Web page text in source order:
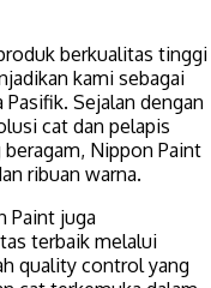
berkualitas tinggi
kami sebagai
Sejalan dengan
cat dan pelapis
Nippon Paint
ribuan warna.
Paint juga
terbaik melalui
quality control yang